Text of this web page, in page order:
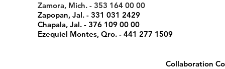
Zamora, Mich. - 353 164 00 00
Zapopan, Jal. - 331 031 2429
Chapala, Jal. - 376 109 00 00
Ezequiel Montes, Qro. - 441 277 1509
Collaboration